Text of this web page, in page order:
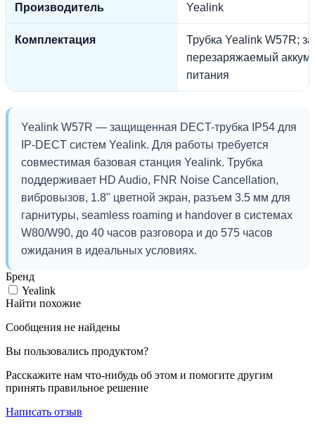
Производитель Yealink
Комплектация
Трубка Yealink W57R;
перезаряжаемый
питания
Yealink W57R — защищенная DECT-трубка IP54 для
IP-DECT систем Yealink. Для работы требуется
совместимая базовая станция Yealink. Трубка
поддерживает HD Audio, FNR Noise Cancellation,
вибровызов, 1.8" цветной экран, разъем 3.5 мм для
гарнитуры, seamless roaming и handover в системах
W80/W90, до 40 часов разговора и до 575 часов
ожидания в идеальных условиях.
Бренд
Yealink
Найти похожие
Сообщения не найдены
Вы пользовались продуктом?
Расскажите нам что-нибудь об этом и помогите другим
принять правильное решение
Написать отзыв